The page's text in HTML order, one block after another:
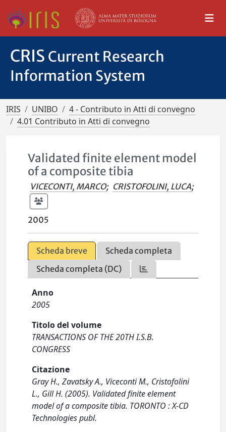
CRIS Current Research
Information System
IRIS UNIBO
4 - Contributo in Atti di convegno
4.01 Contributo in Atti di convegno
Validated finite element model
of a composite tibia
VICECONTI, MARCO; CRISTOFOLINI, LUCA;
2005
Scheda breve
Scheda completa
Scheda completa (DC)
Anno
2005
Titolo del volume
TRANSACTIONS OF THE 20TH I.S.B.
CONGRESS
Citazione
Gray H., Zavatsky A., Viceconti M., Cristofolini
L., Gill H. (2005). Validated finite element
model of a composite tibia. TORONTO : X-CD
Technologies publ.